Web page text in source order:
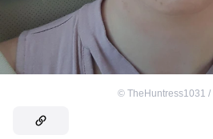
© TheHuntress1031 /